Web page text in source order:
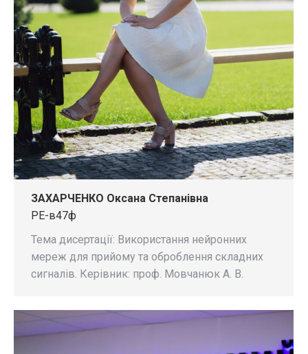
ЗАХАРЧЕНКО Оксана Степанівна
РЕ-в47ф
Тема дисертації: Використання нейронних
мереж для прийому та оброблення складних
сигналів. Керівник: проф. Мовчанюк А. В.